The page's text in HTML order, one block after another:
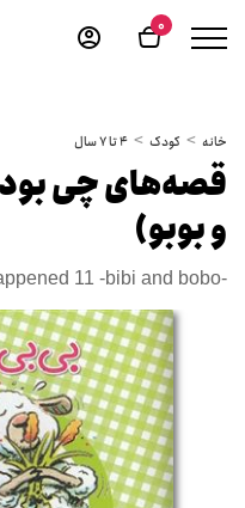
0
خانه کودک 4 تا 7 سال
و بوبو)
11 -bibi and bobo-